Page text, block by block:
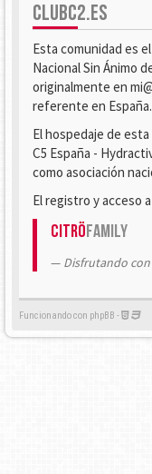
CLUBC2.ES
Esta comunidad es
Nacional Sin Ánimo
originalmente en
referente en España.
El hospedaje de
C5 España -
como asociación
El registro y acceso
CitröFamily
Disfrutando
Funcionando con phpBB -